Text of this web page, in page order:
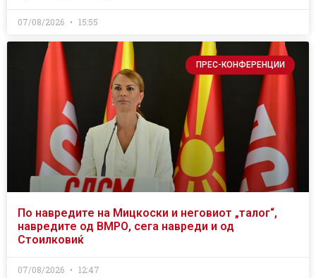
07/08/2026 15:55
ПРЕС-КОНФЕРЕНЦИИ
По навредите на Мицкоски и неговиот „талог“,
навредите од ВМРО, сега навреди и од
Стоилковиќ
07/08/2026 12:47